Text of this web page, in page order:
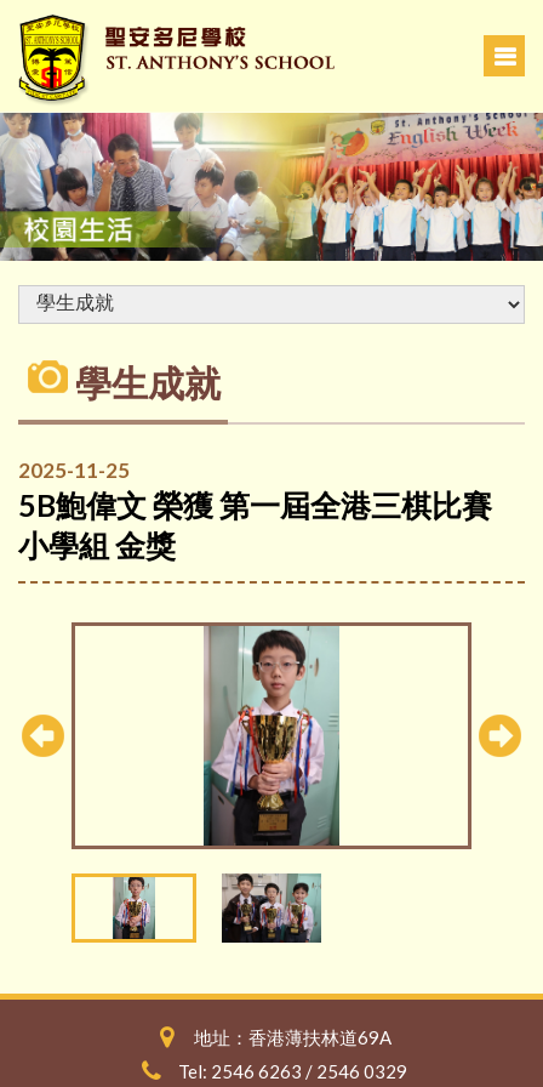
學生成就
2025-11-25
5B鮑偉文 榮獲 第一屆全港三棋比賽
小學組 金獎
地址：香港薄扶林道69A
Tel: 2546 6263 / 2546 0329